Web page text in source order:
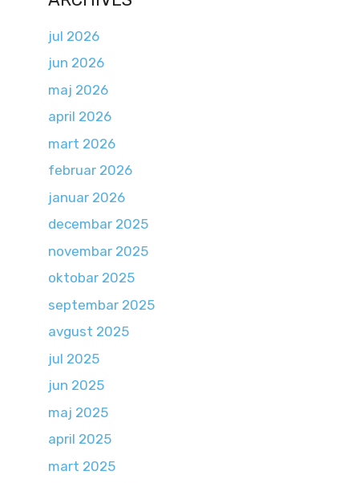
jul 2026
jun 2026
maj 2026
april 2026
mart 2026
februar 2026
januar 2026
decembar 2025
novembar 2025
oktobar 2025
septembar 2025
avgust 2025
jul 2025
jun 2025
maj 2025
april 2025
mart 2025